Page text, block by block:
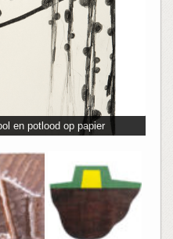
en potlood op papier